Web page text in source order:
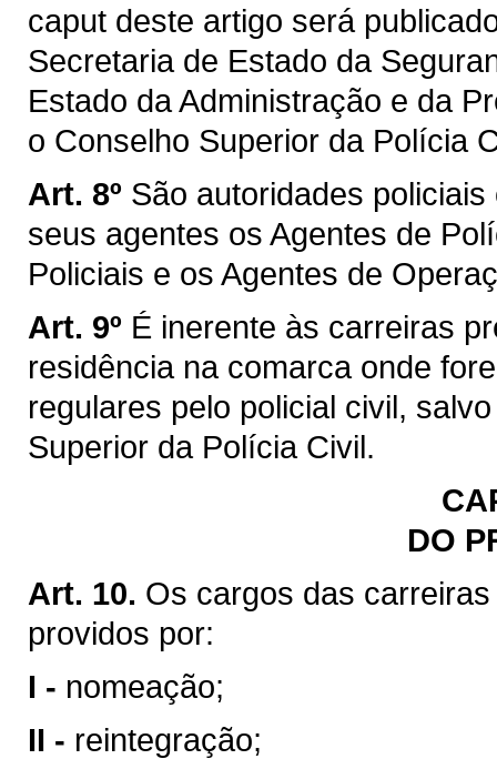
caput deste artigo será
Secretaria de Estado da
Estado da Administração e da
o Conselho Superior da Polícia
Art. 8º São autoridades
seus agentes os Agentes de
Policiais e os Agentes de
Art. 9º É inerente às carreiras
residência na comarca onde
regulares pelo policial civil,
Superior da Polícia Civil.
DO
Art. 10. Os cargos das
providos por:
I - nomeação;
II - reintegração;